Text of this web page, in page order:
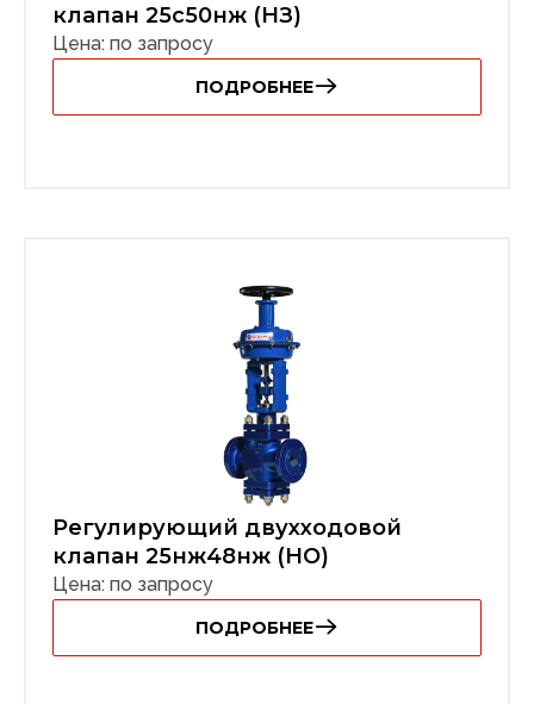
клапан 25с50нж (НЗ)
Цена: по запросу
ПОДРОБНЕЕ
Регулирующий двухходовой
клапан 25нж48нж (НО)
Цена: по запросу
ПОДРОБНЕЕ